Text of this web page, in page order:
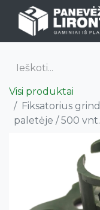
Visi produktai
Fiksatorius
paletėje / 500